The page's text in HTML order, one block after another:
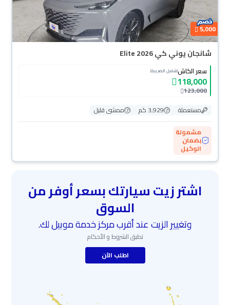
5,000
شانجان يوني كي Elite 2026
سعر الكاش(شامل الضريبة)
118,000
123,000
مستعملة
3,929 كم
ممشى قليل
مشمولة
بضمان
الوكيل
اشتر زيت سيارتك بسعر أوفر من
السوق
وتغيير الزيت عند أقرب مركز خدمة موبيل لك.
تطبق الشروط و الأحكام
اطلب الآن